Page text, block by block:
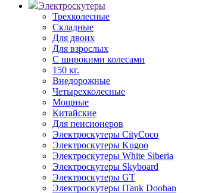
Электроскутеры
Трехколесные
Складные
Для двоих
Для взрослых
С широкими колесами
150 кг.
Внедорожные
Четырехколесные
Мощные
Китайские
Для пенсионеров
Электроскутеры CityCoco
Электроскутеры Kugoo
Электроскутеры White Siberia
Электроскутеры Skyboard
Электроскутеры GT
Электроскутеры iTank Doohan